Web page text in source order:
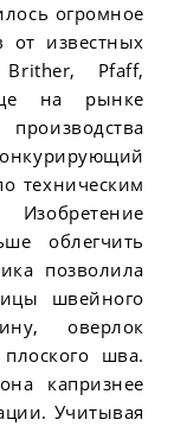
огромное
от известных
Brither, Pfaff,
на рынке
техническим
облегчить
позволила
швейного
оверлок
шва.
капризнее
Учитывая